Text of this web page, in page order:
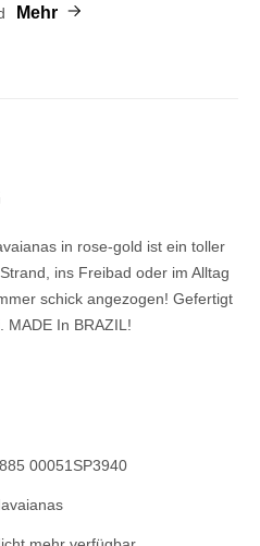
Mehr
in rose-gold ist ein toller
ins Freibad oder im Alltag
schick angezogen! Gefertigt
MADE In BRAZIL!
00051SP3940